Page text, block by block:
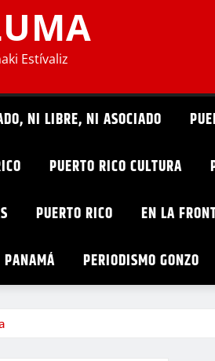
Estívaliz
NI LIBRE, NI ASOCIADO
PUERTO RICO CULTURA
PUERTO RICO EN LA
PANAMÁ PERIODISMO GONZO